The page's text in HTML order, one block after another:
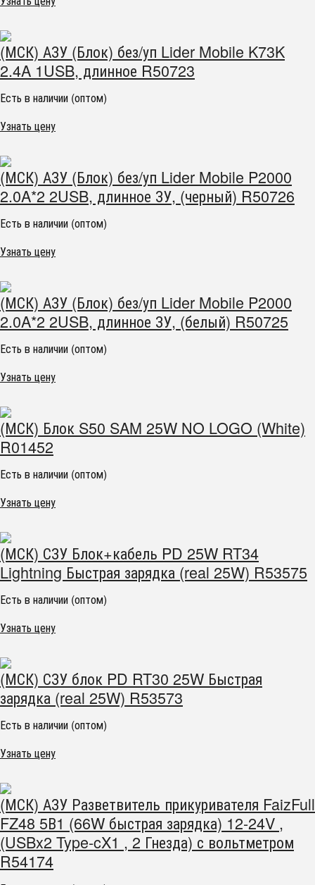
(МСК) АЗУ (Блок) без/уп Lider Mobile K73K
2.4A 1USB, длинное R50723
Есть в наличии (оптом)
Узнать цену
(МСК) АЗУ (Блок) без/уп Lider Mobile P2000
2.0A*2 2USB, длинное ЗУ, (черный) R50726
Есть в наличии (оптом)
Узнать цену
(МСК) АЗУ (Блок) без/уп Lider Mobile P2000
2.0A*2 2USB, длинное ЗУ, (белый) R50725
Есть в наличии (оптом)
Узнать цену
(МСК) Блок S50 SAM 25W NO LOGO (White)
R01452
Есть в наличии (оптом)
Узнать цену
(МСК) СЗУ Блок+кабель PD 25W RT34
Lightning Быстрая зарядка (real 25W) R53575
Есть в наличии (оптом)
Узнать цену
(МСК) СЗУ блок PD RT30 25W Быстрая
зарядка (real 25W) R53573
Есть в наличии (оптом)
Узнать цену
(МСК) АЗУ Разветвитель прикуривателя FaizFull
FZ48 5В1 (66W быстрая зарядка) 12-24V ,
(USBx2 Type-cX1 , 2 Гнезда) с вольтметром
R54174